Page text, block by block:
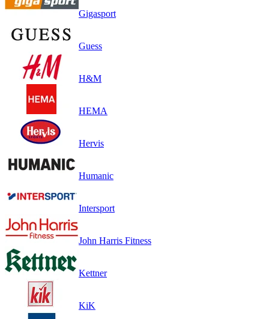
Gigasport
Guess
H&M
HEMA
Hervis
Humanic
Intersport
John Harris Fitness
Kettner
KiK